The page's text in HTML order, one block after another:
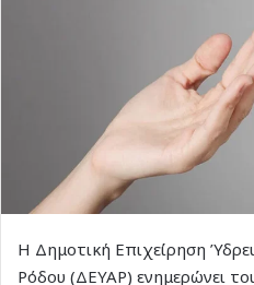
Η Δημοτική Επιχείρηση
Ρόδου (ΔΕΥΑΡ) ενημερώνει